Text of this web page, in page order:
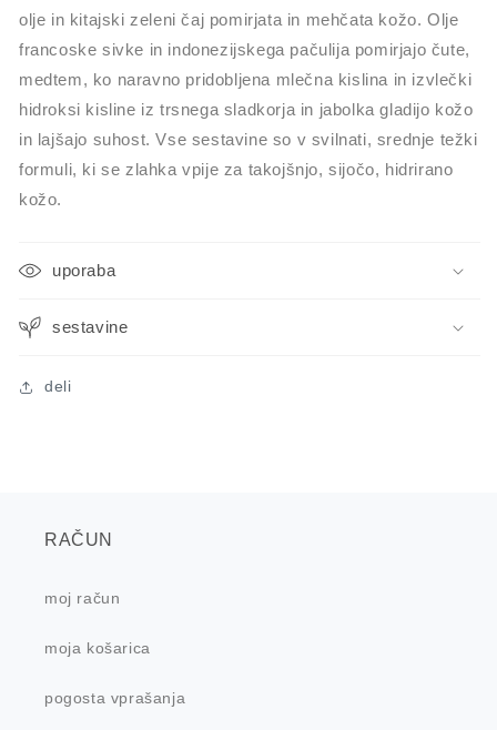
olje in kitajski zeleni čaj pomirjata in mehčata kožo. Olje
francoske sivke in indonezijskega pačulija pomirjajo čute,
medtem, ko naravno pridobljena mlečna kislina in izvlečki
hidroksi kisline iz trsnega sladkorja in jabolka gladijo kožo
in lajšajo suhost. Vse sestavine so v svilnati, srednje težki
formuli, ki se zlahka vpije za takojšnjo, sijočo, hidrirano
kožo.
uporaba
sestavine
deli
RAČUN
moj račun
moja košarica
pogosta vprašanja